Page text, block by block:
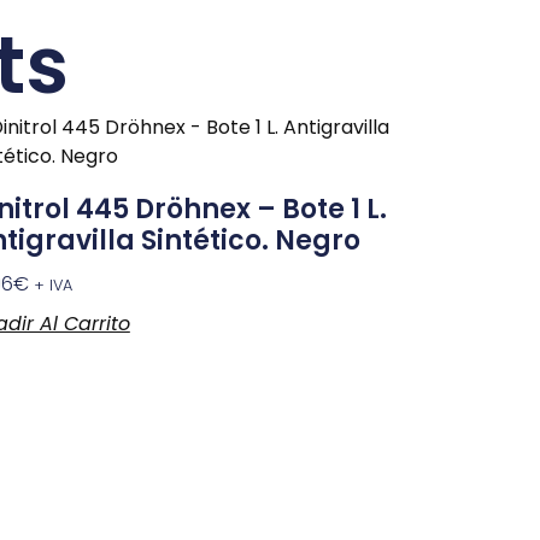
445 Dröhnex – Bote 1 L.
Sintético. Negro
€ + IVA
Al Carrito